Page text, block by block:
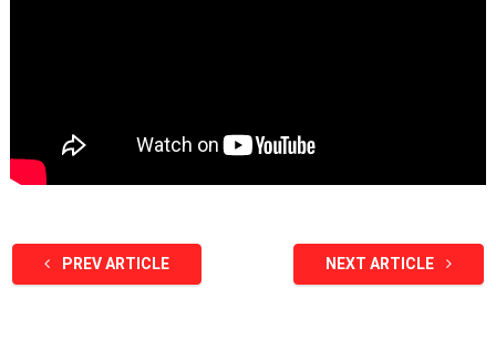
PREV ARTICLE NEXT ARTICLE